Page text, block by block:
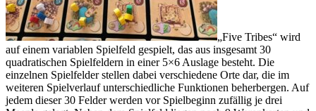
„Five Tribes“ wird
auf einem variablen Spielfeld gespielt, das aus insgesamt 30
quadratischen Spielfeldern in einer 5×6 Auslage besteht. Die
einzelnen Spielfelder stellen dabei verschiedene Orte dar, die im
weiteren Spielverlauf unterschiedliche Funktionen beherbergen. Auf
jedem dieser 30 Felder werden vor Spielbeginn zufällig je drei